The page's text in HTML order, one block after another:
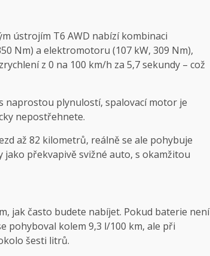
ústrojím T6 AWD nabízí kombinaci
Nm) a elektromotoru (107 kW, 309 Nm),
z 0 na 100 km/h za 5,7 sekundy – což
naprostou plynulostí, spalovací motor je
nepostřehnete.
až 82 kilometrů, reálně se ale pohybuje
jako překvapivě svižné auto, s okamžitou
jak často budete nabíjet. Pokud baterie není
pohyboval kolem 9,3 l/100 km, ale při
šesti litrů.